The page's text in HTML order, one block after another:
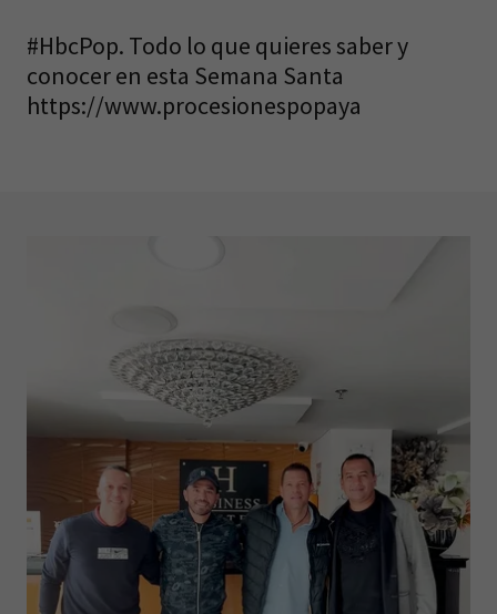
#HbcPop. Todo lo que quieres saber y
conocer en esta Semana Santa
https://www.procesionespopaya